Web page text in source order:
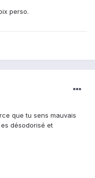
perso.
que tu sens mauvais
désodorisé et